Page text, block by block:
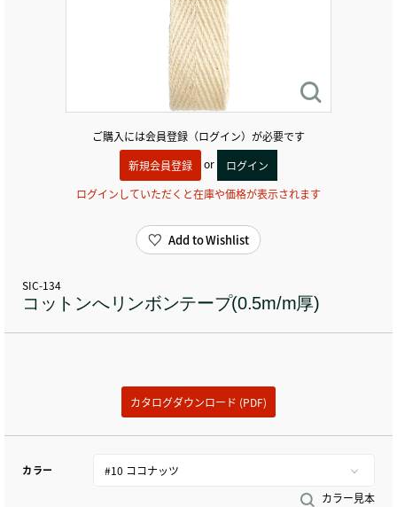
ご購入には会員登録（ログイン）が必要です
新規会員登録
or
ログイン
ログインしていただくと在庫や価格が表示されます
SIC-134
コットンへリンボンテープ(0.5m/m厚)
カタログダウンロード (PDF)
カラー
カラー見本
Add to Wishlist